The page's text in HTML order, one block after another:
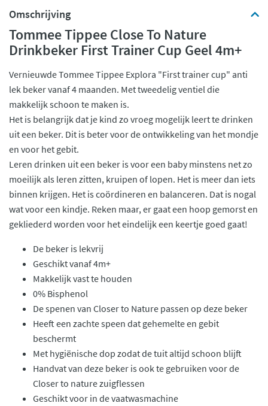
Omschrijving
Tommee Tippee Close To Nature
Drinkbeker First Trainer Cup Geel 4m+
Vernieuwde Tommee Tippee Explora "First trainer cup" anti
lek beker vanaf 4 maanden. Met tweedelig ventiel die
makkelijk schoon te maken is.
Het is belangrijk dat je kind zo vroeg mogelijk leert te drinken
uit een beker. Dit is beter voor de ontwikkeling van het mondje
en voor het gebit.
Leren drinken uit een beker is voor een baby minstens net zo
moeilijk als leren zitten, kruipen of lopen. Het is meer dan iets
binnen krijgen. Het is coördineren en balanceren. Dat is nogal
wat voor een kindje. Reken maar, er gaat een hoop gemorst en
gekliederd worden voor het eindelijk een keertje goed gaat!
De beker is lekvrij
Geschikt vanaf 4m+
Makkelijk vast te houden
0% Bisphenol
De spenen van Closer to Nature passen op deze beker
Heeft een zachte speen dat gehemelte en gebit
beschermt
Met hygiënische dop zodat de tuit altijd schoon blijft
Handvat van deze beker is ook te gebruiken voor de
Closer to nature zuigflessen
Geschikt voor in de vaatwasmachine